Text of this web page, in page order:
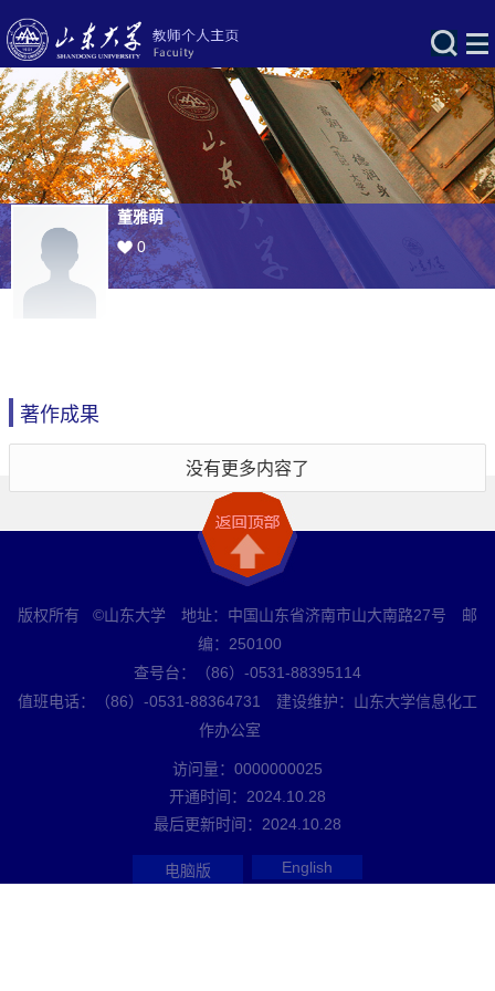
董雅萌
0
著作成果
没有更多内容了
版权所有 ©山东大学 地址：中国山东省济南市山大南路27号 邮
编：250100
查号台：（86）-0531-88395114
值班电话：（86）-0531-88364731 建设维护：山东大学信息化工
作办公室
访问量： 0000000025
开通时间： 2024 10 28
最后更新时间： 2024 10 28
电脑版 English